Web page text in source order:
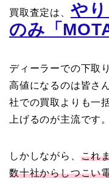
買取査定は、 や
のみ「
ディーラーでの下取
高値になるのは皆さ
社での買取よりも一
上げるのが主流です。
しかしながら、 これ
数十社からしつこい